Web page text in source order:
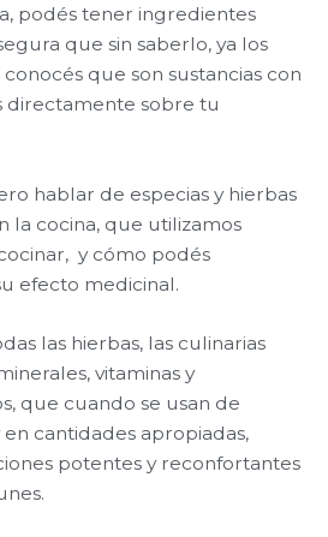
podés tener ingredientes
que sin saberlo, ya los
que son sustancias con
directamente sobre tu
hablar de especias y hierbas
la cocina, que utilizamos
y cómo podés
efecto medicinal.
las hierbas, las culinarias
vitaminas y
que cuando se usan de
cantidades apropiadas,
potentes y reconfortantes